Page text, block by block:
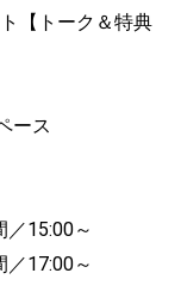
【トーク＆特典
ース
15:00～
17:00～